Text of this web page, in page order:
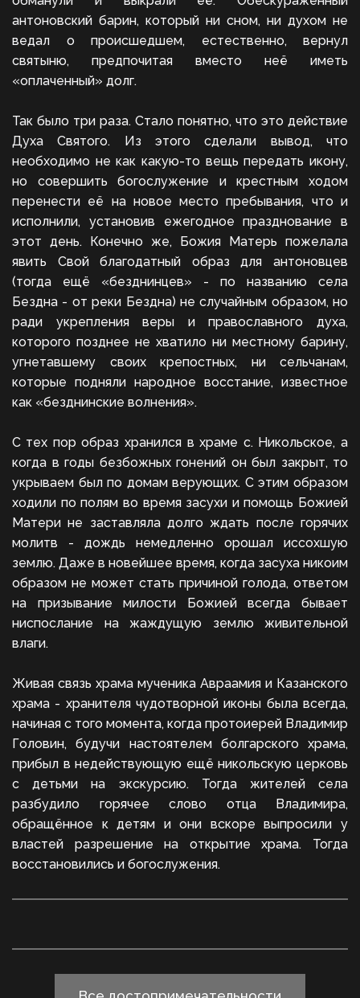
антоновский барин, который ни сном, ни духом не
ведал о происшедшем, естественно, вернул
святыню, предпочитая вместо неё иметь
«оплаченный» долг.
Так было три раза. Стало понятно, что это действие
Духа Святого. Из этого сделали вывод, что
необходимо не как какую-то вещь передать икону,
но совершить богослужение и крестным ходом
перенести её на новое место пребывания, что и
исполнили, установив ежегодное празднование в
этот день. Конечно же, Божия Матерь пожелала
явить Свой благодатный образ для антоновцев
(тогда ещё «безднинцев» - по названию села
Бездна - от реки Бездна) не случайным образом, но
ради укрепления веры и православного духа,
которого позднее не хватило ни местному барину,
угнетавшему своих крепостных, ни сельчанам,
которые подняли народное восстание, известное
как «безднинские волнения».
С тех пор образ хранился в храме с. Никольское, а
когда в годы безбожных гонений он был закрыт, то
укрываем был по домам верующих. С этим образом
ходили по полям во время засухи и помощь Божией
Матери не заставляла долго ждать после горячих
молитв - дождь немедленно орошал иссохшую
землю. Даже в новейшее время, когда засуха никоим
образом не может стать причиной голода, ответом
на призывание милости Божией всегда бывает
ниспослание на жаждущую землю живительной
влаги.
Живая связь храма мученика Авраамия и Казанского
храма - хранителя чудотворной иконы была всегда,
начиная с того момента, когда протоиерей Владимир
Головин, будучи настоятелем болгарского храма,
прибыл в недействующую ещё никольскую церковь
с детьми на экскурсию. Тогда жителей села
разбудило горячее слово отца Владимира,
обращённое к детям и они вскоре выпросили у
властей разрешение на открытие храма. Тогда
восстановились и богослужения.